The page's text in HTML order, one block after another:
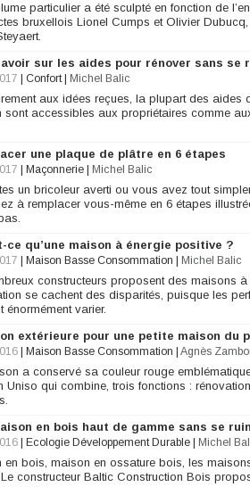
particulier a été sculpté en fonction de
bruxellois Lionel Cumps et Olivier
sur les aides pour rénover sans se
Confort| Michel Balic
aux idées reçues, la plupart des aides
sont accessibles aux propriétaires comme
une plaque de plâtre en 6 étapes
Maçonnerie Michel Balic
un bricoleur averti ou vous avez tout
à remplacer vous-même en 6 étapes
ce qu’une maison à énergie positive ?
Maison Basse Consommation Michel Balic
constructeurs proposent des maisons à
se cachent des disparités, puisque les
énormément varier.
extérieure pour une petite maison du
Maison Basse Consommation Agnès
a conservé sa couleur rouge
Uniso qui combine, trois fonctions :
en bois haut de gamme sans se
Ecologie Développement Durable Michel
en bois, maison en ossature bois, les
constructeur Baltic Construction Bois